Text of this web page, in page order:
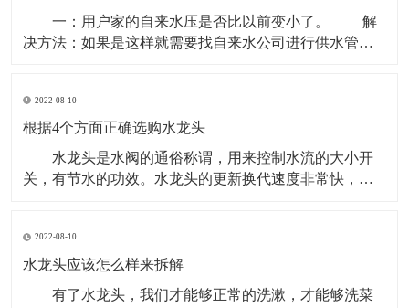
一：用户家的自来水压是否比以前变小了。 解
决方法：如果是这样就需要找自来水公司进行供水管路
水阀先天不足、通径小，节流导致出水量变小。 解
决方法：可拆卸混水阀的进口端、以软管将其
2022-08-10
根据4个方面正确选购水龙头
水龙头是水阀的通俗称谓，用来控制水流的大小开
关，有节水的功效。水龙头的更新换代速度非常快，从
头。现在，越来越多的消费者选购水龙头，都会从材
质、功能、造型等多方面来综合考虑。可根据以下几点
选购。 看
2022-08-10
水龙头应该怎么样来拆解
有了水龙头，我们才能够正常的洗漱，才能够洗菜